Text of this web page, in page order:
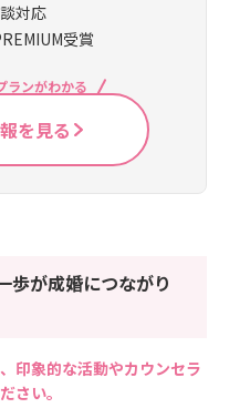
対応
受賞
ランがわかる
を見る
歩が成婚につながり
印象的な活動やカウンセラ
さい。